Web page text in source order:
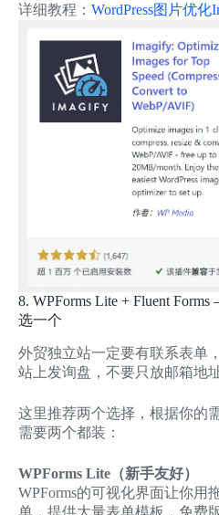
详细教程： WordPress图片优
8. WPForms Lite + Fluent
选一个
外贸独立站一定要有联系表单
站上发询盘，不要只放邮箱地址
这里推荐两个选择，根据你的
需要两个都装：
WPForms Lite（新手友好）
WPForms的可视化界面让你用
单，提供大量表单模板，免费